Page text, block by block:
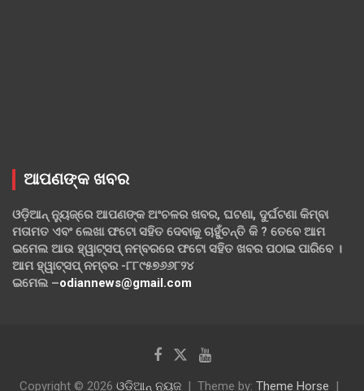
ଆପଣଙ୍କ ଖବର
ଓଡ଼ିଆନ୍ ନ୍ୟୁଜ୍‌ରେ ଆପଣଙ୍କ ଅଂଚଳର ଖବର, ଘଟଣା, ଦୁର୍ଘଟଣା କିମ୍ବା
ମତାମତ ଏବଂ ଲେଖା ଫଟୋ ସହିତ ଦେବାକୁ ଚାହୁଁଚନ୍ତି କି ? ତେବେ ଆମ
ଇମେଲ ଆଉ ହ୍ୱାଟ୍‌ସପ୍ ନମ୍ବରରେ ଫଟୋ ସହିତ ଖବର ପଠାଇ ପାରିବେ ।
ଆମ ହ୍ୱାଟ୍‌ସପ୍ ନମ୍ବର -୮୮୯୫୭୬୬୮୨୪
ଇମେଲ –odiannews@gmail.com
Copyright © 2026 ଓଡିଆନ୍ ନ୍ୟୁଜ Theme by: Theme Horse